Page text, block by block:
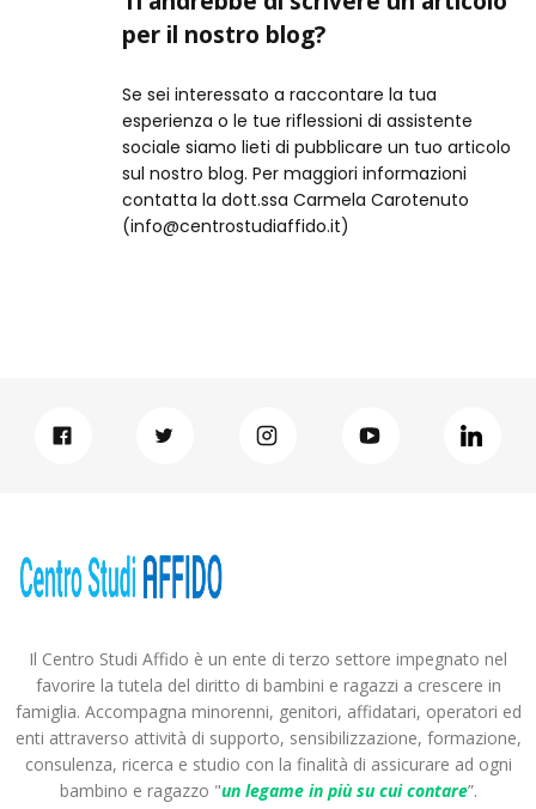
per il nostro blog?
Se sei interessato a raccontare la tua
esperienza o le tue riflessioni di assistente
sociale siamo lieti di pubblicare un tuo articolo
sul nostro blog. Per maggiori informazioni
contatta la dott.ssa Carmela Carotenuto
(info@centrostudiaffido.it)
Il Centro Studi Affido è un ente di terzo settore impegnato nel
favorire la tutela del diritto di bambini e ragazzi a crescere in
famiglia. Accompagna minorenni, genitori, affidatari, operatori ed
enti attraverso attività di supporto, sensibilizzazione, formazione,
consulenza, ricerca e studio con la finalità di assicurare ad ogni
bambino e ragazzo "un legame in più su cui contare”.